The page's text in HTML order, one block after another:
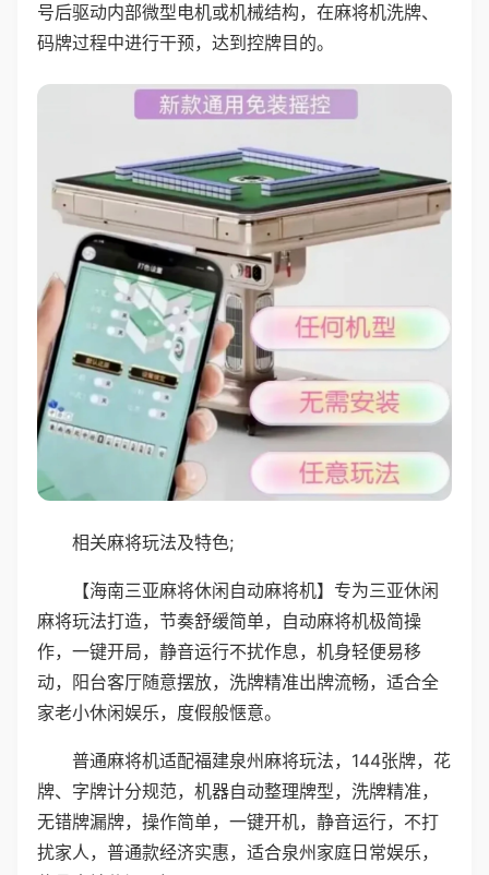
号后驱动内部微型电机或机械结构，在麻将机洗牌、
码牌过程中进行干预，达到控牌目的。
相关麻将玩法及特色;
【海南三亚麻将休闲自动麻将机】专为三亚休闲
麻将玩法打造，节奏舒缓简单，自动麻将机极简操
作，一键开局，静音运行不扰作息，机身轻便易移
动，阳台客厅随意摆放，洗牌精准出牌流畅，适合全
家老小休闲娱乐，度假般惬意。
普通麻将机适配福建泉州麻将玩法，144张牌，花
牌、字牌计分规范，机器自动整理牌型，洗牌精准，
无错牌漏牌，操作简单，一键开机，静音运行，不打
扰家人，普通款经济实惠，适合泉州家庭日常娱乐，